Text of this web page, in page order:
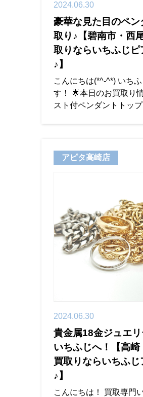
2024.06.30
豪華な見た目のペ
取り♪【碧南市・西
取りならいちふじ
♪】
こんにちは(*^-^*) いち
す！ 🌟本日のお買取り
スト付ペンダントトッ
アピタ高崎店
2024.06.30
貴金属18金ジュエ
いちふじへ！【高
買取りならいちふ
♪】
こんにちは！ 買取専門